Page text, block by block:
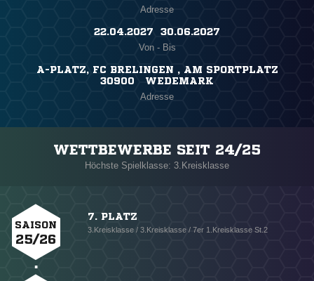
Adresse
22.04.2027 ​ 30.06.2027
Von - Bis
A-PLATZ, FC BRELINGEN , AM SPORTPLATZ
30900 WEDEMARK
Adresse
WETTBEWERBE SEIT 24/25
Höchste Spielklasse: 3.Kreisklasse
SAISON
25/26
7. PLATZ
3.Kreisklasse / 3.Kreisklasse / 7er 1.Kreisklasse St.2